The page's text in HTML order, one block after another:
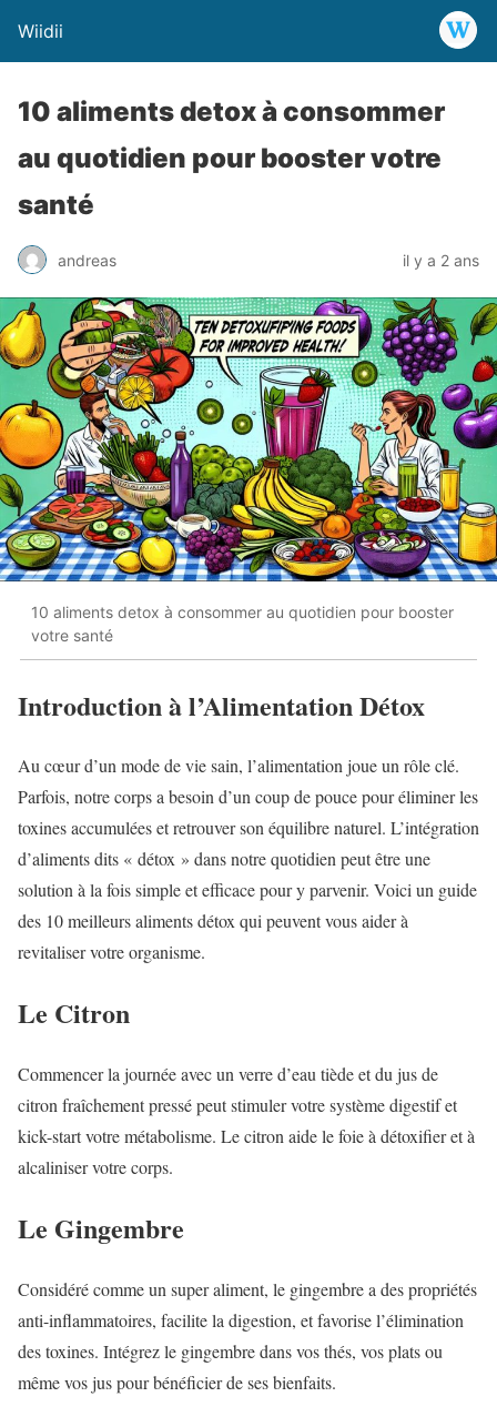
Wiidii
10 aliments detox à consommer
au quotidien pour booster votre
santé
andreas il y a 2 ans
10 aliments detox à consommer au quotidien pour booster
votre santé
Introduction à l’Alimentation Détox
Au cœur d’un mode de vie sain, l’alimentation joue un rôle clé.
Parfois, notre corps a besoin d’un coup de pouce pour éliminer les
toxines accumulées et retrouver son équilibre naturel. L’intégration
d’aliments dits « détox » dans notre quotidien peut être une
solution à la fois simple et efficace pour y parvenir. Voici un guide
des 10 meilleurs aliments détox qui peuvent vous aider à
revitaliser votre organisme.
Le Citron
Commencer la journée avec un verre d’eau tiède et du jus de
citron fraîchement pressé peut stimuler votre système digestif et
kick-start votre métabolisme. Le citron aide le foie à détoxifier et à
alcaliniser votre corps.
Le Gingembre
Considéré comme un super aliment, le gingembre a des propriétés
anti-inflammatoires, facilite la digestion, et favorise l’élimination
des toxines. Intégrez le gingembre dans vos thés, vos plats ou
même vos jus pour bénéficier de ses bienfaits.